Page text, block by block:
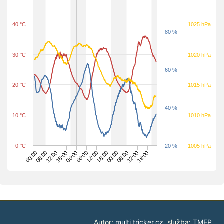
00:00 12:00 00:00 12:00 00:00 12:00
06:00 18:00 06:00 18:00 06:00 18:00
0 °C
10 °C
20 °C
30 °C
40 °C
20 %
40 %
60 %
80 %
1005 hPa
1010 hPa
1015 hPa
1020 hPa
1025 hPa
Autor: multi.tricker.cz , služba: TMEP